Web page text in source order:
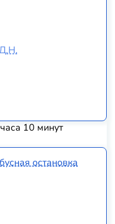
10 минут
остановка